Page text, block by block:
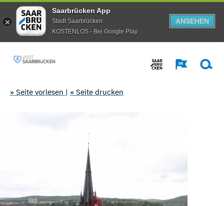
Saarbrücken App
Stadt Saarbrücken
KOSTENLOS - Bei Google Play
ANSEHEN
» Seite vorlesen | » Seite drucken